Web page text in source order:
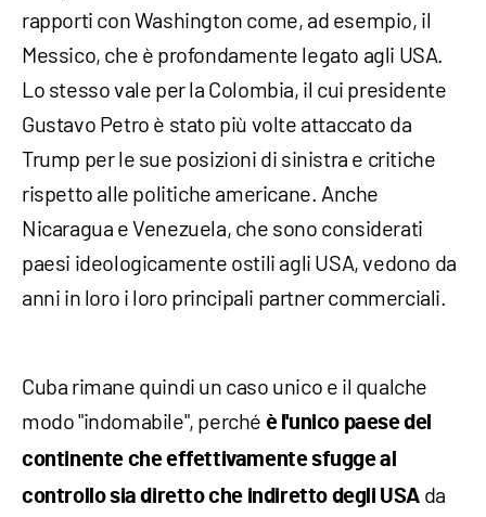
rapporti con Washington come, ad esempio, il
Messico, che è profondamente legato agli USA.
Lo stesso vale per la Colombia, il cui presidente
Gustavo Petro è stato più volte attaccato da
Trump per le sue posizioni di sinistra e critiche
rispetto alle politiche americane. Anche
Nicaragua e Venezuela, che sono considerati
paesi ideologicamente ostili agli USA, vedono da
anni in loro i loro principali partner commerciali.
Cuba rimane quindi un caso unico e il qualche
modo "indomabile", perché è l'unico paese del
continente che effettivamente sfugge al
controllo sia diretto che indiretto degli USA da